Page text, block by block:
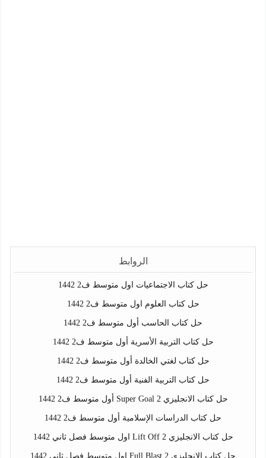
الروابط
حل كتاب الاجتماعيات اول متوسط ف2 1442
حل كتاب العلوم اول متوسط ف2 1442
حل كتاب الحاسب أول متوسط ف2 1442
حل كتاب التربية الأسرية أول متوسط ف2 1442
حل كتاب لغتي الخالدة أول متوسط ف2 1442
حل كتاب التربية الفنية أول متوسط ف2 1442
حل كتاب الانجليزي Super Goal 2 أول متوسط ف2 1442
حل كتاب الدراسات الإسلامية أول متوسط ف2 1442
حل كتاب الانجليزي Lift Off 2 اول متوسط فصل ثاني 1442
حل كتاب الانجليزي Full Blast 2 اول متوسط فصل ثاني 1442